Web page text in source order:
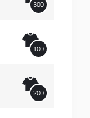
300
100
200